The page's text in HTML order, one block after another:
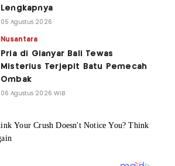
Lengkapnya
05 Agustus 2026
Nusantara
Pria di Gianyar Bali Tewas
Misterius Terjepit Batu Pemecah
Ombak
06 Agustus 2026 WIB